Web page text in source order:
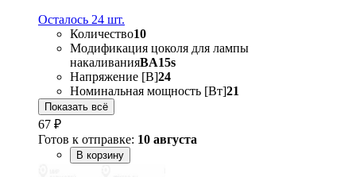
Осталось 24 шт.
Количество10
Модификация цоколя для лампы
накаливанияBA15s
Напряжение [В]24
Номинальная мощность [Вт]21
Показать всё
67 ₽
Готов к отправке: 10 августа
В корзину